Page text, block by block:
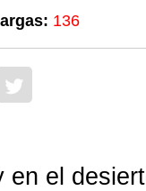
136
en el